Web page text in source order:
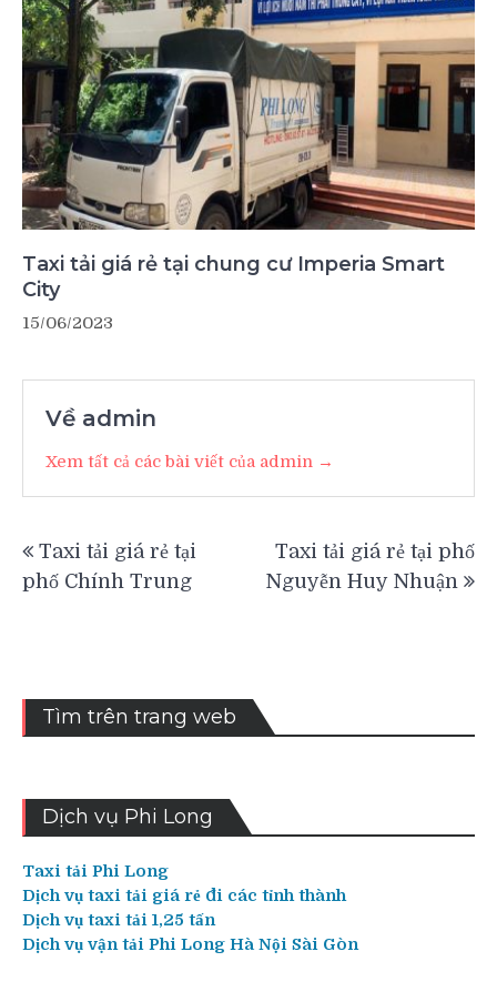
Taxi tải giá rẻ tại chung cư Imperia Smart
City
15/06/2023
Về admin
Xem tất cả các bài viết của admin →
hướng
Taxi tải giá rẻ tại
phố Chính Trung
Taxi tải giá rẻ tại phố
Nguyễn Huy Nhuận
Tìm trên trang web
Dịch vụ Phi Long
Taxi tải Phi Long
Dịch vụ taxi tải giá rẻ đi các tỉnh thành
Dịch vụ taxi tải 1,25 tấn
Dịch vụ vận tải Phi Long Hà Nội Sài Gòn